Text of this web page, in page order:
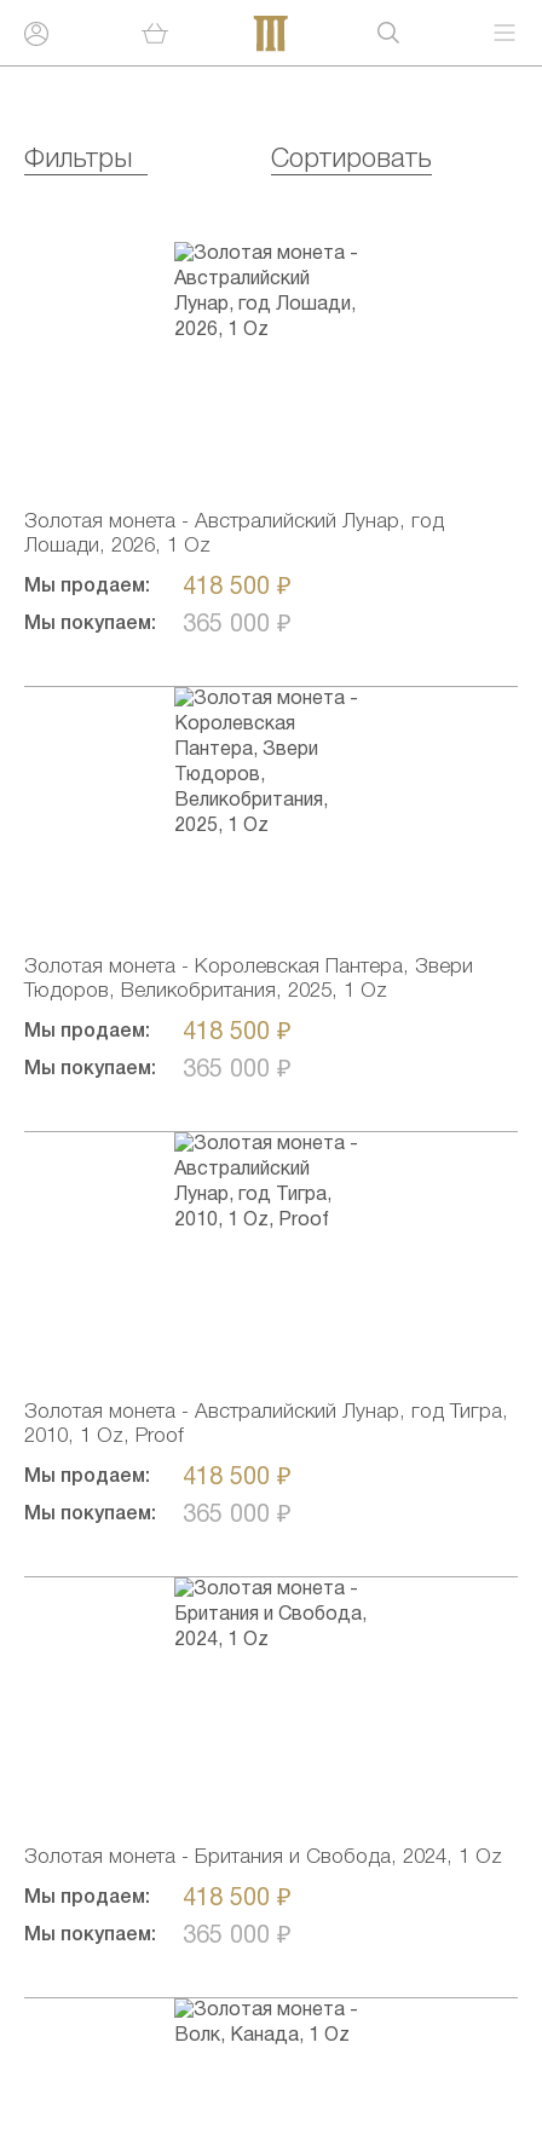
Фильтры Сортировать
Золотая монета - Австралийский Лунар, год
Лошади, 2026, 1 Oz
Мы продаем: 418 500 ₽
Мы покупаем: 365 000 ₽
Золотая монета - Королевская Пантера, Звери
Тюдоров, Великобритания, 2025, 1 Oz
Мы продаем: 418 500 ₽
Мы покупаем: 365 000 ₽
Золотая монета - Австралийский Лунар, год Тигра,
2010, 1 Oz, Proof
Мы продаем: 418 500 ₽
Мы покупаем: 365 000 ₽
Золотая монета - Британия и Свобода, 2024, 1 Oz
Мы продаем: 418 500 ₽
Мы покупаем: 365 000 ₽